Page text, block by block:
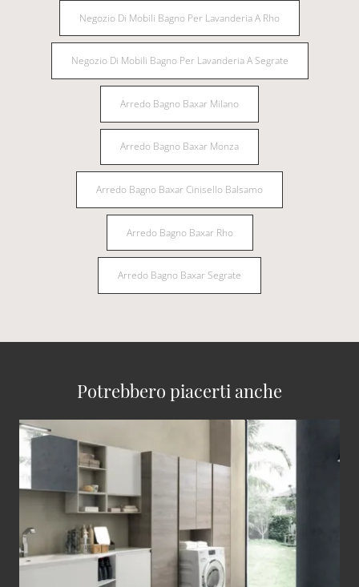
Negozio Di Mobili Bagno Per Lavanderia A Rho
Negozio Di Mobili Bagno Per Lavanderia A Segrate
Arredo Bagno Baxar Milano
Arredo Bagno Baxar Monza
Arredo Bagno Baxar Cinisello Balsamo
Arredo Bagno Baxar Rho
Arredo Bagno Baxar Segrate
Potrebbero piacerti anche